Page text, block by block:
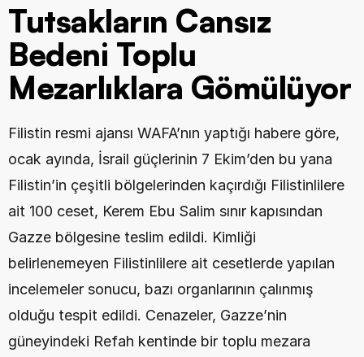
Tutsakların Cansız
Bedeni Toplu
Mezarlıklara Gömülüyor
Filistin resmi ajansı WAFA’nın yaptığı habere göre,
ocak ayında, İsrail güçlerinin 7 Ekim’den bu yana
Filistin’in çeşitli bölgelerinden kaçırdığı Filistinlilere
ait 100 ceset, Kerem Ebu Salim sınır kapısından
Gazze bölgesine teslim edildi. Kimliği
belirlenemeyen Filistinlilere ait cesetlerde yapılan
incelemeler sonucu, bazı organlarının çalınmış
olduğu tespit edildi. Cenazeler, Gazze’nin
güneyindeki Refah kentinde bir toplu mezara